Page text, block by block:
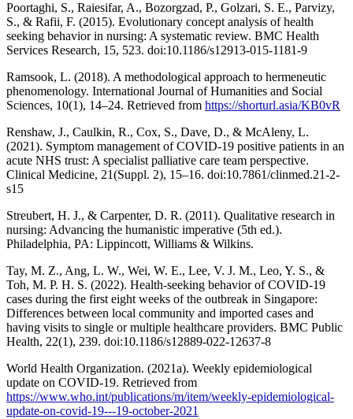
Poortaghi, S., Raiesifar, A., Bozorgzad, P., Golzari, S. E., Parvizy,
S., & Rafii, F. (2015). Evolutionary concept analysis of health
seeking behavior in nursing: A systematic review. BMC Health
Services Research, 15, 523. doi:10.1186/s12913-015-1181-9
Ramsook, L. (2018). A methodological approach to hermeneutic
phenomenology. International Journal of Humanities and Social
Sciences, 10(1), 14–24. Retrieved from https://shorturl.asia/KB0vR
Renshaw, J., Caulkin, R., Cox, S., Dave, D., & McAleny, L.
(2021). Symptom management of COVID-19 positive patients in an
acute NHS trust: A specialist palliative care team perspective.
Clinical Medicine, 21(Suppl. 2), 15–16. doi:10.7861/clinmed.21-2-
s15
Streubert, H. J., & Carpenter, D. R. (2011). Qualitative research in
nursing: Advancing the humanistic imperative (5th ed.).
Philadelphia, PA: Lippincott, Williams & Wilkins.
Tay, M. Z., Ang, L. W., Wei, W. E., Lee, V. J. M., Leo, Y. S., &
Toh, M. P. H. S. (2022). Health-seeking behavior of COVID-19
cases during the first eight weeks of the outbreak in Singapore:
Differences between local community and imported cases and
having visits to single or multiple healthcare providers. BMC Public
Health, 22(1), 239. doi:10.1186/s12889-022-12637-8
World Health Organization. (2021a). Weekly epidemiological
update on COVID-19. Retrieved from
https://www.who.int/publications/m/item/weekly-epidemiological-
update-on-covid-19---19-october-2021